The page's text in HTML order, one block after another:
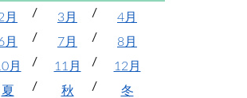
月 3月
4月
月 7月
8月
月 11月
12月
夏 秋 冬